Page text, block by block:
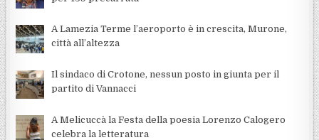
A Lamezia Terme l’aeroporto è in crescita, Murone,
città all’altezza
Il sindaco di Crotone, nessun posto in giunta per il
partito di Vannacci
A Melicuccà la Festa della poesia Lorenzo Calogero
celebra la letteratura